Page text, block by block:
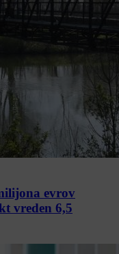
evrov
vreden 6,5